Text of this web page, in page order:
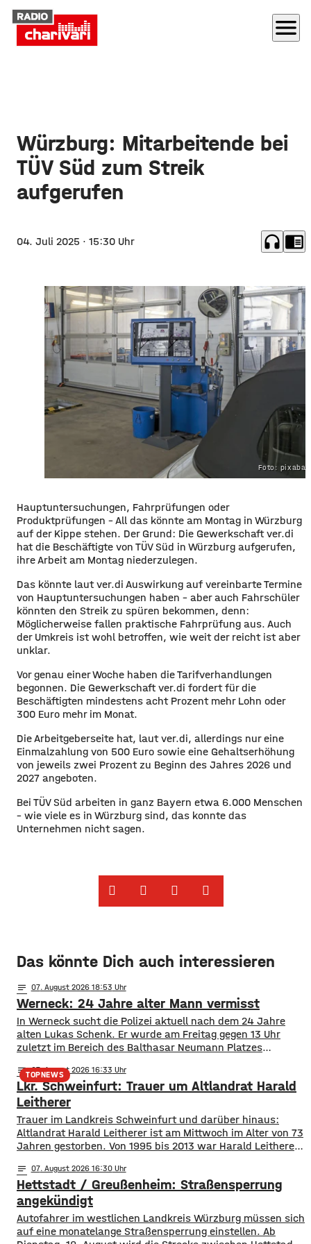
menu
Würzburg: Mitarbeitende bei
TÜV Süd zum Streik
aufgerufen
04. Juli 2025 · 15:30 Uhr headphones chrome_reader_mode
Foto:
​​Hauptuntersuchungen, Fahrprüfungen oder
Produktprüfungen – All das könnte am Montag in Würzburg
auf der Kippe stehen. Der Grund: Die Gewerkschaft ver.di
hat die Beschäftigte von TÜV Süd in Würzburg aufgerufen,
ihre Arbeit am Montag niederzulegen.
​Das könnte laut ver.di Auswirkung auf vereinbarte Termine
von Hauptuntersuchungen haben – aber auch Fahrschüler
könnten den Streik zu spüren bekommen, denn:
Möglicherweise fallen praktische Fahrprüfung aus. Auch
der Umkreis ist wohl betroffen, wie weit der reicht ist aber
unklar.
​Vor genau einer Woche haben die Tarifverhandlungen
begonnen. Die Gewerkschaft ver.di fordert für die
Beschäftigten mindestens acht Prozent mehr Lohn oder
300 Euro mehr im Monat.
​Die Arbeitgeberseite hat, laut ver.di, allerdings nur eine
Einmalzahlung von 500 Euro sowie eine Gehaltserhöhung
von jeweils zwei Prozent zu Beginn des Jahres 2026 und
2027 angeboten.
​Bei TÜV Süd arbeiten in ganz Bayern etwa 6.000 Menschen
– wie viele es in Würzburg sind, das konnte das
Unternehmen nicht sagen. ​
Das könnte Dich auch interessieren
notes 07. August 2026 18:53
Werneck: 24 Jahre alter Mann vermisst
In Werneck sucht die Polizei aktuell nach dem 24 Jahre
alten Lukas Schenk. Er wurde am Freitag gegen 13 Uhr
zuletzt im Bereich des Balthasar Neumann Platzes
Suchmaßnahmen der Polizei sind bislang ohne Erfolg
geblieben. Deswegen bitten die Ermittler jetzt um Hinweise
aus der Bevölkerung. Lukas Schenk könnte
TOPNEWS
notes 07. August 2026 16:33
Lkr. Schweinfurt: Trauer um Altlandrat Harald
Leitherer
Trauer im Landkreis Schweinfurt und darüber hinaus:
Altlandrat Harald Leitherer ist am Mittwoch im Alter von 73
Jahren gestorben. Von 1995 bis 2013 war Harald Leitherer
wurde das Kreisstraßennetz ausgebaut, aber auch ein
flächendeckendes Radwegenetz mit einer Länge von über
1.000 Kilometern geschaffen. Außerdem führte der
notes 07. August 2026 16:30
Hettstadt / Greußenheim: Straßensperrung
angekündigt
Autofahrer im westlichen Landkreis Würzburg müssen sich
auf eine monatelange Straßensperrung einstellen. Ab